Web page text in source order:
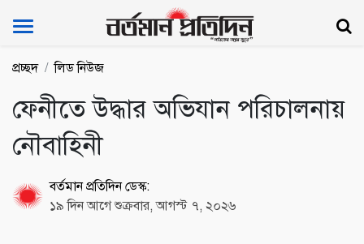
Bartoman Protidin
প্রচ্ছদ লিড নিউজ
ফেনীতে উদ্ধার অভিযান পরিচালনায়
নৌবাহিনী
বর্তমান প্রতিদিন ডেস্ক:
১৯ দিন আগে শুক্রবার, আগস্ট ৭, ২০২৬